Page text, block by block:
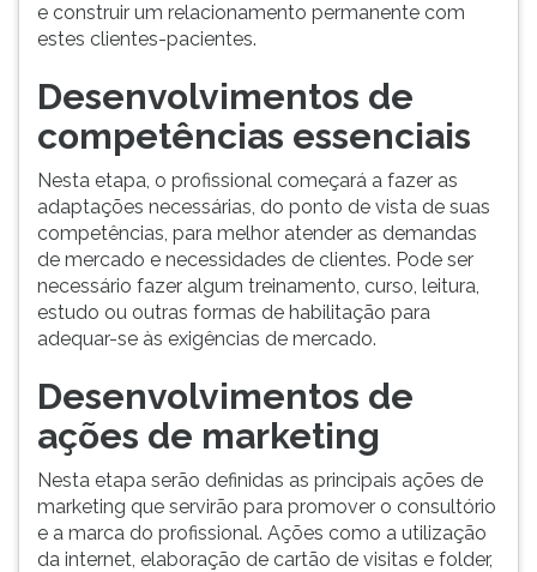
e construir um relacionamento permanente com
estes clientes-pacientes.
Desenvolvimentos de
competências essenciais
Nesta etapa, o profissional começará a fazer as
adaptações necessárias, do ponto de vista de suas
competências, para melhor atender as demandas
de mercado e necessidades de clientes. Pode ser
necessário fazer algum treinamento, curso, leitura,
estudo ou outras formas de habilitação para
adequar-se às exigências de mercado.
Desenvolvimentos de
ações de marketing
Nesta etapa serão definidas as principais ações de
marketing que servirão para promover o consultório
e a marca do profissional. Ações como a utilização
da internet, elaboração de cartão de visitas e folder,